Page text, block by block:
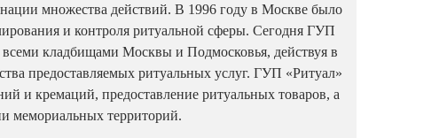
множества действий. В 1996 году в Москве было
и контроля ритуальной сферы. Сегодня ГУП
всеми кладбищами Москвы и Подмосковья, действуя в
предоставляемых ритуальных услуг. ГУП «Ритуал»
и кремаций, предоставление ритуальных товаров, а
мемориальных территорий.